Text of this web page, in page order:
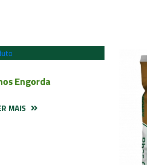
Engorda
MAIS